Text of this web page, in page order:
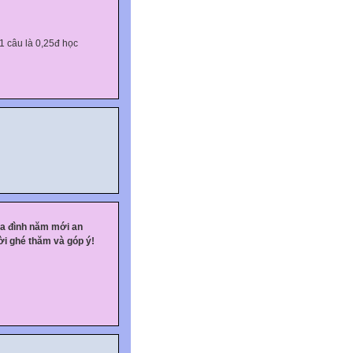
câu là 0,25đ học
đình năm mới an
ghé thăm và góp ý!